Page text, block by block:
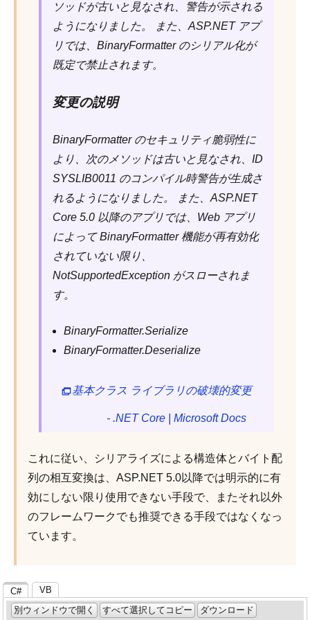
ソッドが古いと見なされ、警告が示される
ようになりました。 また、ASP.NET アプ
リでは、BinaryFormatter のシリアル化が
既定で禁止されます。
変更の説明
BinaryFormatter のセキュリティ脆弱性に
より、次のメソッドは古いと見なされ、ID
SYSLIB0011 のコンパイル時警告が生成さ
れるようになりました。 また、ASP.NET
Core 5.0 以降のアプリでは、Web アプリ
によって BinaryFormatter 機能が再有効化
されていない限り、
NotSupportedException がスローされま
す。
BinaryFormatter.Serialize
BinaryFormatter.Deserialize
基本クラス ライブラリの破壊的変更
- .NET Core | Microsoft Docs
これに従い、シリアライズによる構造体とバイト配
列の相互変換は、ASP.NET 5.0以降では明示的に有
効にしない限り使用できない手段で、またそれ以外
のフレームワークでも推奨できる手段ではなくなっ
ています。
C#
VB
別ウィンドウで開く
すべて選択してコピー
ダウンロード